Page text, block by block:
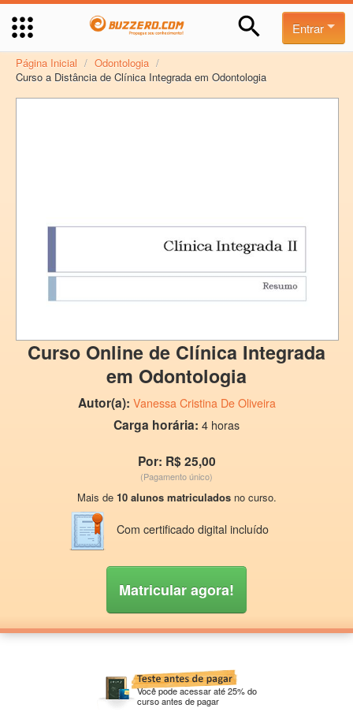
Entrar
Página Inicial / Odontologia /
Curso a Distância de Clínica Integrada em Odontologia
Curso Online de Clínica Integrada
em Odontologia
Autor(a): Vanessa Cristina De Oliveira
Carga horária: 4 horas
Por: R$ 25,00
(Pagamento único)
Mais de 10 alunos matriculadosno curso.
Com certificado digital incluído
Matricular agora!
Você pode acessar até 25% do
curso antes de pagar